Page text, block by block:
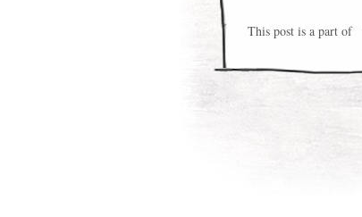
This post is a part of